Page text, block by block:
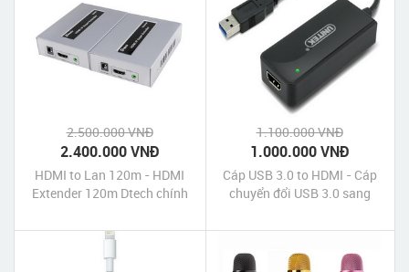
2.500.000 VNĐ
2.400.000 VNĐ
HDMI to Lan 120m - HDMI
Extender 120m Dtech chính
1.100.000 VNĐ
1.000.000 VNĐ
Cáp USB 3.0 to HDMI - Cáp
chuyển đổi USB 3.0 sang
rẻ nhất